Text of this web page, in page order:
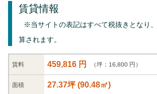
賃貸情報
※当サイトの表記はすべて税抜きとなり
算されます。
賃料 459,816 円 （坪：16,800 円）
面積 27.37坪(90.48㎡)